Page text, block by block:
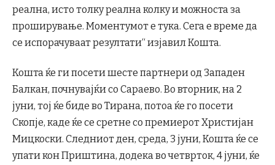
реална, исто толку реална колку и можноста за
проширување. Моментумот е тука. Сега е време да
се испорачуваат резултати“ изјавил Кошта.
Кошта ќе ги посети шесте партнери од Западен
Балкан, почнувајќи со Сараево. Во вторник, на 2
јуни, тој ќе биде во Тирана, потоа ќе го посети
Скопје, каде ќе се сретне со премиерот Христијан
Мицкоски. Следниот ден, среда, 3 јуни, Кошта ќе се
упати кон Приштина, додека во четврток, 4 јуни, ќе